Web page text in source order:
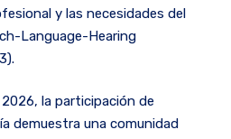
y las necesidades del
Language-Hearing
la participación de
demuestra una comunidad